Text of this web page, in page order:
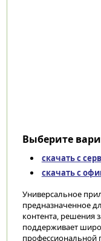
Выберите
скачать с
скачать с
Универсальное
предназначенное
контента, решения
поддерживает
профессиональной